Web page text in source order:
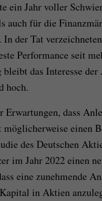
ein Jahr voller
auch für die
In der Tat
Performance seit
das Interesse
hoch.
Erwartungen, dass
einen
des Deutschen
im Jahr 2022 einen
eine zunehmende
in Aktien